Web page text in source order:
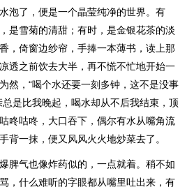
泡了，便是一个晶莹纯净的世界。有
是雪菊的清甜；有时，是金银花茶的淡
倚窗边纱帘，手捧一本薄书，读上那
透之前饮去大半，再不慌不忙地开始一
然，“喝个水还要一刻多钟，这不是没事
是比我晚起，喝水却从不后我结束，顶
咚咕咚，大口吞下，偶尔有水从嘴角流
背一抹，便又风风火火地炒菜去了。
脾气也像炸药似的，一点就着。稍不如
，什么难听的字眼都从嘴里吐出来，有